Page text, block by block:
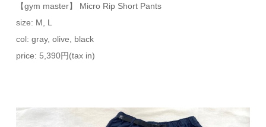
【gym master】 Micro Rip Short Pants
size: M, L
col: gray, olive, black
price: 5,390円(tax in)